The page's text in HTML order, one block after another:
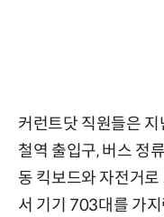
커런트닷 직원들은
철역 출입구, 버스 정
동 킥보드와 자전거
서 기기 703대를 가